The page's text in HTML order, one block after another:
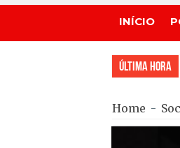
INÍCIO
Última Hora
Home -